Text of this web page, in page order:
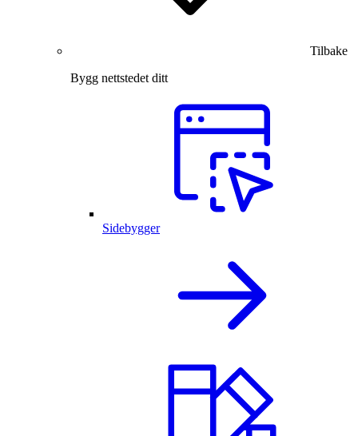
Tilbake
Bygg nettstedet ditt
Sidebygger